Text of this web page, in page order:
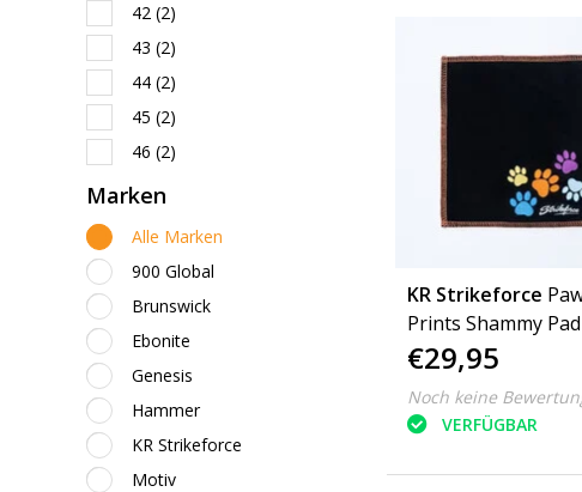
42 (2)
43 (2)
44 (2)
45 (2)
46 (2)
Marken
Alle Marken
900 Global
Brunswick
Ebonite
Genesis
Hammer
KR Strikeforce
Motiv
KR Strikeforce
Prints Shammy Pad
€29,95
Noch keine
VERFÜGBAR